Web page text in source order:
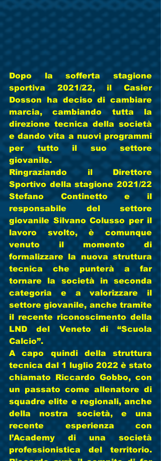
Dopo la sofferta stagione
sportiva 2021/22, il Casier
Dosson ha deciso di cambiare
marcia, cambiando tutta la
direzione tecnica della società
e dando vita a nuovi programmi
per tutto il suo settore
giovanile.
Ringraziando il Direttore
Sportivo della stagione 2021/22
Stefano Continetto e il
responsabile del settore
giovanile Silvano Colusso per il
lavoro svolto, è comunque
venuto il momento di
formalizzare la nuova struttura
tecnica che punterà a far
tornare la società in seconda
categoria e a valorizzare il
settore giovanile, anche tramite
il recente riconoscimento della
LND del Veneto di “Scuola
Calcio”.
A capo quindi della struttura
tecnica dal 1 luglio 2022 è stato
chiamato Riccardo Gobbo, con
un passato come allenatore di
squadre elite e regionali, anche
della nostra società, e una
recente esperienza con
l’Academy di una società
professionistica del territorio.